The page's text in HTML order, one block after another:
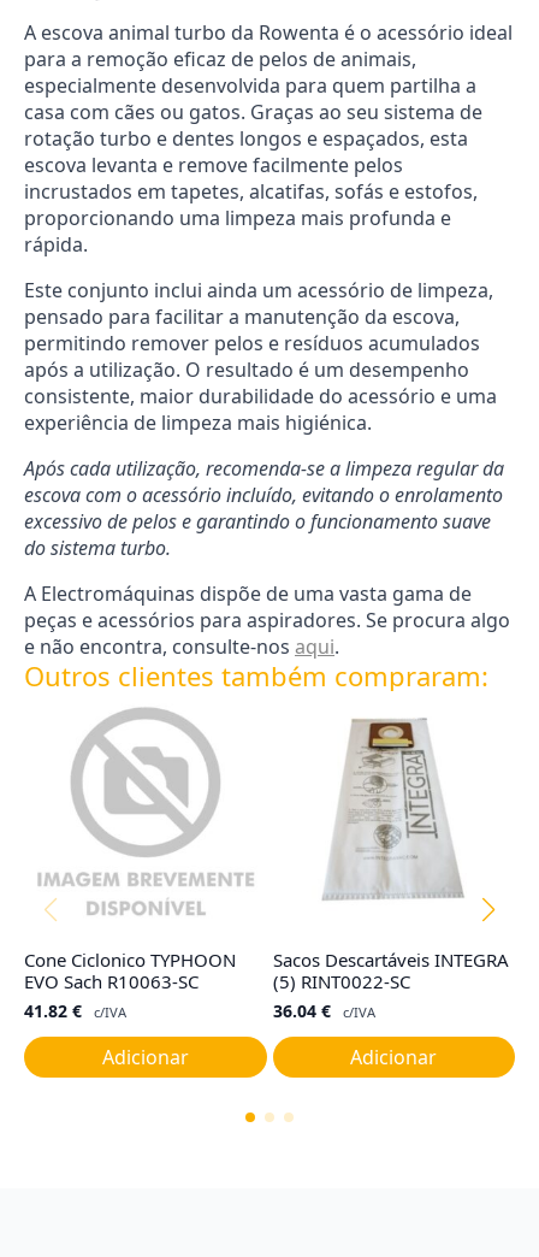
A escova animal turbo da Rowenta é o acessório ideal
para a remoção eficaz de pelos de animais,
especialmente desenvolvida para quem partilha a
casa com cães ou gatos. Graças ao seu sistema de
rotação turbo e dentes longos e espaçados, esta
escova levanta e remove facilmente pelos
incrustados em tapetes, alcatifas, sofás e estofos,
proporcionando uma limpeza mais profunda e
rápida.
Este conjunto inclui ainda um acessório de limpeza,
pensado para facilitar a manutenção da escova,
permitindo remover pelos e resíduos acumulados
após a utilização. O resultado é um desempenho
consistente, maior durabilidade do acessório e uma
experiência de limpeza mais higiénica.
Após cada utilização, recomenda-se a limpeza regular da
escova com o acessório incluído, evitando o enrolamento
excessivo de pelos e garantindo o funcionamento suave
do sistema turbo.
A Electromáquinas dispõe de uma vasta gama de
peças e acessórios para aspiradores. Se procura algo
e não encontra, consulte-nos aqui.
Outros clientes também compraram:
Cone Ciclonico TYPHOON
EVO Sach R10063-SC
41.82 € c/IVA
Adicionar
Sacos Descartáveis INTEGRA
(5) RINT0022-SC
36.04 € c/IVA
Adicionar